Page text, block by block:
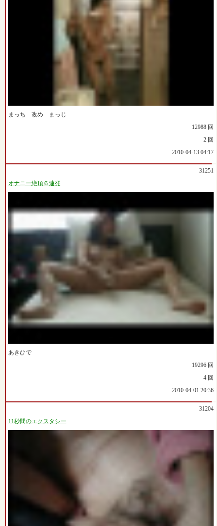
まっち 改め まっじ
12988 回
2 回
2010-04-13 04:17
31251
オナニー絶頂６連発
あきひで
19296 回
4 回
2010-04-01 20:36
31204
11秒間のエクスタシー